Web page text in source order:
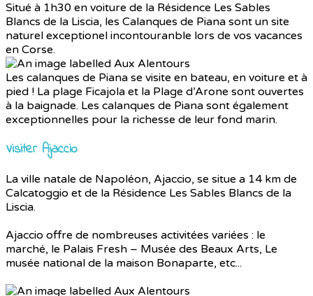
Situé à 1h30 en voiture de la Résidence Les Sables
Blancs de la Liscia, les Calanques de Piana sont un site
naturel exceptionel incontouranble lors de vos vacances
en Corse.
Les calanques de Piana se visite en bateau, en voiture et à
pied ! La plage Ficajola et la Plage d’Arone sont ouvertes
à la baignade. Les calanques de Piana sont également
exceptionnelles pour la richesse de leur fond marin.
Visiter Ajaccio
La ville natale de Napoléon, Ajaccio, se situe a 14 km de
Calcatoggio et de la Résidence Les Sables Blancs de la
Liscia.
Ajaccio offre de nombreuses activitées variées : le
marché, le Palais Fresh – Musée des Beaux Arts, Le
musée national de la maison Bonaparte, etc...